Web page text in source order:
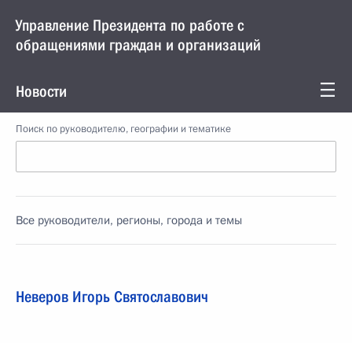
Управление Президента по работе с
обращениями граждан и организаций
Новости
Поиск по руководителю, географии и тематике
Все руководители, регионы, города и темы
Неверов Игорь Святославович